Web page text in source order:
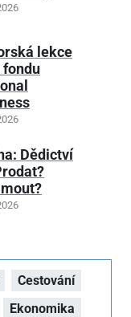
lekce
fondu
Dědictví
Cestování
Ekonomika